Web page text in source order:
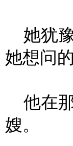
她犹豫
她想问
他在那
嫂。